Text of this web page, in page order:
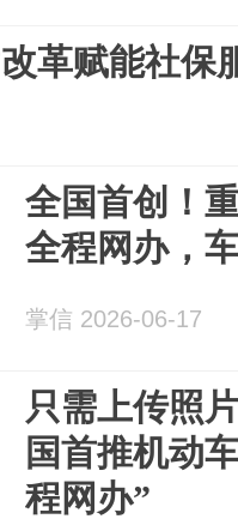
革赋能社保
全国首创！
全程网办，
掌信 2026-06-17
只需上传照
国首推机动
程网办”